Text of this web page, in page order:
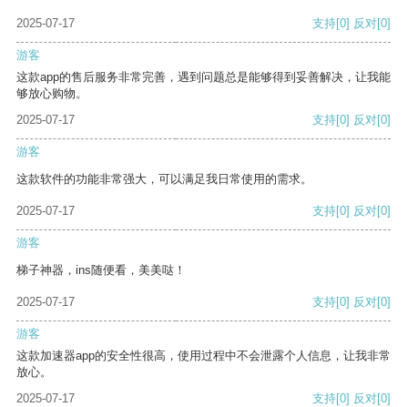
2025-07-17 支持[0] 反对[0]
游客
这款app的售后服务非常完善，遇到问题总是能够得到妥善解决，让我能
够放心购物。
2025-07-17
支持[0] 反对[0]
游客
这款软件的功能非常强大，可以满足我日常使用的需求。
2025-07-17 支持[0] 反对[0]
游客
梯子神器，ins随便看，美美哒！
2025-07-17 支持[0] 反对[0]
游客
这款加速器app的安全性很高，使用过程中不会泄露个人信息，让我非常
放心。
2025-07-17
支持[0] 反对[0]